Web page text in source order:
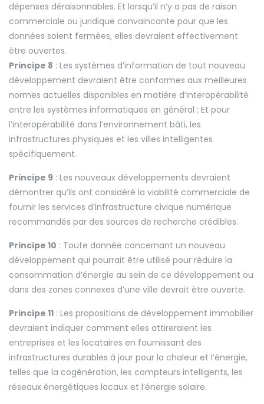
dépenses déraisonnables. Et lorsqu’il n’y a pas de raison
commerciale ou juridique convaincante pour que les
données soient fermées, elles devraient effectivement
être ouvertes.
Principe 8 : Les systèmes d’information de tout nouveau
développement devraient être conformes aux meilleures
normes actuelles disponibles en matière d’interopérabilité
entre les systèmes informatiques en général ; Et pour
l’interopérabilité dans l’environnement bâti, les
infrastructures physiques et les villes intelligentes
spécifiquement.
Principe 9 : Les nouveaux développements devraient
démontrer qu’ils ont considéré la viabilité commerciale de
fournir les services d’infrastructure civique numérique
recommandés par des sources de recherche crédibles.
Principe 10 : Toute donnée concernant un nouveau
développement qui pourrait être utilisé pour réduire la
consommation d’énergie au sein de ce développement ou
dans des zones connexes d’une ville devrait être ouverte.
Principe 11 : Les propositions de développement immobilier
devraient indiquer comment elles attireraient les
entreprises et les locataires en fournissant des
infrastructures durables à jour pour la chaleur et l’énergie,
telles que la cogénération, les compteurs intelligents, les
réseaux énergétiques locaux et l’énergie solaire.